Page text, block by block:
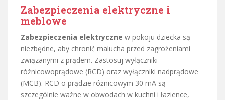
Zabezpieczenia elektryczne i
meblowe
Zabezpieczenia elektryczne w pokoju dziecka są
niezbędne, aby chronić malucha przed zagrożeniami
związanymi z prądem. Zastosuj wyłączniki
różnicowoprądowe (RCD) oraz wyłączniki nadprądowe
(MCB). RCD o prądzie różnicowym 30 mA są
szczególnie ważne w obwodach w kuchni i łazience,